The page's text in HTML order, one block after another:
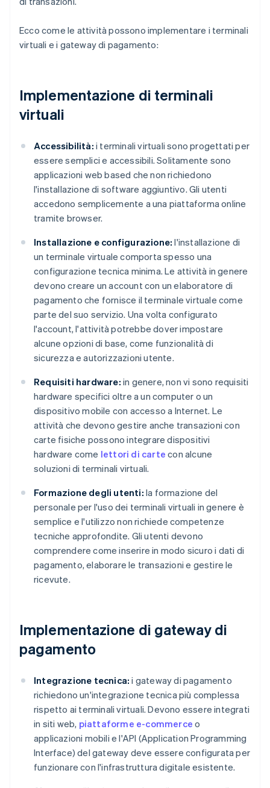
Ecco come le attività possono implementare i terminali
virtuali e i gateway di pagamento:
Implementazione di terminali
virtuali
Accessibilità: i terminali virtuali sono progettati per
essere semplici e accessibili. Solitamente sono
applicazioni web based che non richiedono
l'installazione di software aggiuntivo. Gli utenti
accedono semplicemente a una piattaforma online
tramite browser.
Installazione e configurazione: l'installazione di
un terminale virtuale comporta spesso una
configurazione tecnica minima. Le attività in genere
devono creare un account con un elaboratore di
pagamento che fornisce il terminale virtuale come
parte del suo servizio. Una volta configurato
l'account, l'attività potrebbe dover impostare
alcune opzioni di base, come funzionalità di
sicurezza e autorizzazioni utente.
Requisiti hardware: in genere, non vi sono requisiti
hardware specifici oltre a un computer o un
dispositivo mobile con accesso a Internet. Le
attività che devono gestire anche transazioni con
carte fisiche possono integrare dispositivi
hardware come lettori di carte con alcune
soluzioni di terminali virtuali.
Formazione degli utenti: la formazione del
personale per l'uso dei terminali virtuali in genere è
semplice e l'utilizzo non richiede competenze
tecniche approfondite. Gli utenti devono
comprendere come inserire in modo sicuro i dati di
pagamento, elaborare le transazioni e gestire le
ricevute.
Implementazione di gateway di
pagamento
Integrazione tecnica: i gateway di pagamento
richiedono un'integrazione tecnica più complessa
rispetto ai terminali virtuali. Devono essere integrati
in siti web, piattaforme e-commerce o
applicazioni mobili e l'API (Application Programming
Interface) del gateway deve essere configurata per
funzionare con l'infrastruttura digitale esistente.